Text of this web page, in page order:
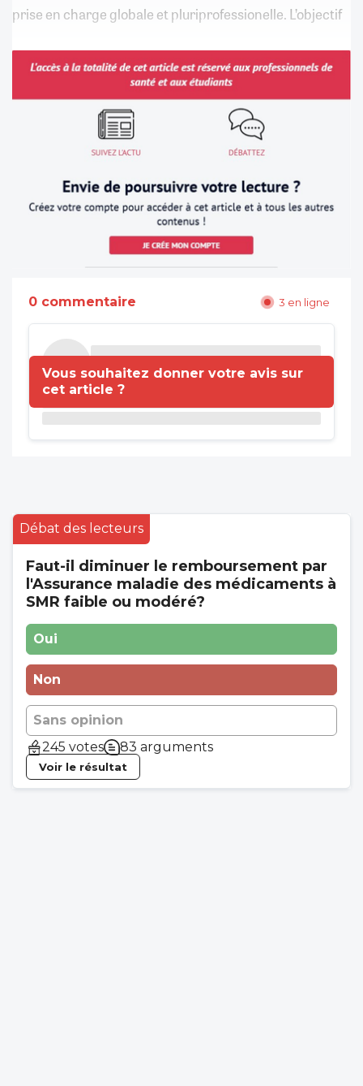
prise en charge globale et pluriprofessionelle. L’objectif
0 commentaire 3 en ligne
Vous souhaitez donner votre avis sur
cet article ?
Débat des lecteurs
Faut-il diminuer le remboursement par
l'Assurance maladie des médicaments à
SMR faible ou modéré?
Oui
Non
Sans opinion
245 votes
83 arguments
Voir le résultat